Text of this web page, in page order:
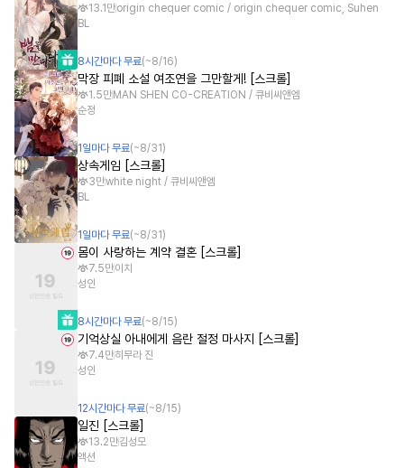
13.1만origin chequer comic / origin chequer comic, Suhen
BL
8시간마다 무료(~8/16)
막장 피폐 소설 여조연을 그만할게! [스크롤]
1.5만 MAN SHEN CO-CREATION / 큐비씨앤엠
순정
1 일마다 무료(~8/31 )
상속게임 [스크롤]
3만white night / 큐비씨앤엠
BL
1 일마다 무료(~8/31 )
몸이 사랑하는 계약 결혼 [스크롤]
7.5만이치
성인
8시간마다 무료(~8/15)
기억상실 아내에게 음란 절정 마사지 [스크롤]
7.4만히무라 진
성인
12시간마다 무료(~8/15)
일진 [스크롤]
13.2만김성모
액션